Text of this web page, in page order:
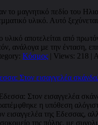
το μαγνητικό πεδίο του
υλικό. Αυτό
υλικό αποτελείται από
ανάλογα µε την ένταση,
Κόσμος | Views: 218 |
Στον εισαγγελέα
εισαγγελέα της Εδεσσας,
της πόλης, με